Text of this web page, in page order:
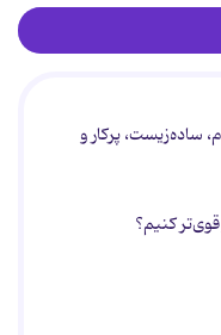
ساده‌زیست، پرکار و